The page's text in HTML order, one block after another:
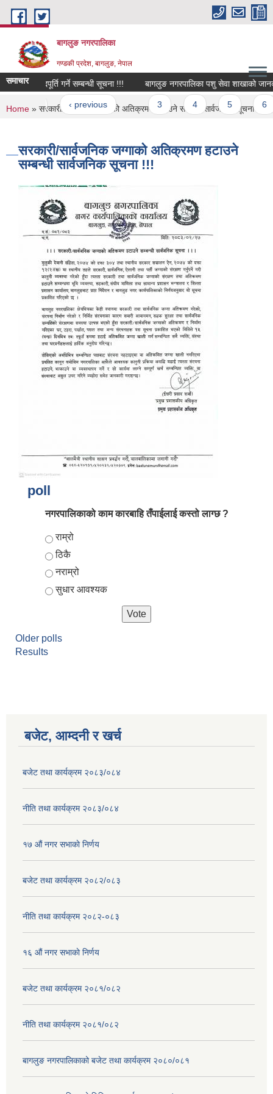
Skip to main content
बागलुङ नगरपालिका
गण्डकी प्रदेश, बागलुङ, नेपाल
समाचार
सेवामा पदपूर्ति गर्ने सम्बन्धी सूचना !!! बागलुङ नगरपालिका पशु सेवा शाखाको
« first ‹ previous … 3 4 5 6
You are here
Home » सरकारी/सार्वजनिक जग्गाको अतिक्रमण हटाउने सम्बन्धी सार्वजनिक सूचना !!!
सरकारी/सार्वजनिक जग्गाको अतिक्रमण हटाउने
सम्बन्धी सार्वजनिक सूचना !!!
poll
नगरपालिकाको काम कारबाहि तँपाईलाई कस्तो लाग्छ ?
Choices
राम्रो
ठिकै
नराम्रो
सुधार आवश्यक
Older polls
Results
बजेट, आम्दनी र खर्च
बजेट तथा कार्यक्रम २०८३/०८४
नीति तथा कार्यक्रम २०८३/०८४
१७ ‌‍औं नगर सभाकाे निर्णय
बजेट तथा कार्यक्रम २०८२/०८३
नीति तथा कार्यक्रम २०८२-०८३
१६ ‌औं नगर सभाकाे निर्णय
बजेट तथा कार्यक्रम २०८१/०८२
नीति तथा कार्यक्रम २०८१/०८२
बागलुङ नगरपालिकाको बजेट तथा कार्यक्रम २०८०/०८१